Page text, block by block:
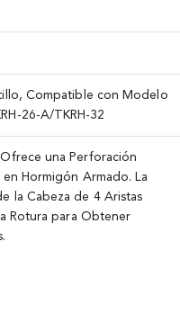
Compatible con Modelo
26-A/TKRH-32
Ofrece una Perforación
Hormigón Armado. La
la Cabeza de 4 Aristas
Rotura para Obtener